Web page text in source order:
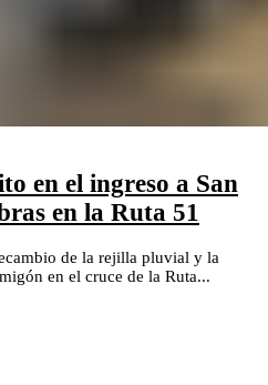
en el ingreso a San
en la Ruta 51
de la rejilla pluvial y la
en el cruce de la Ruta...